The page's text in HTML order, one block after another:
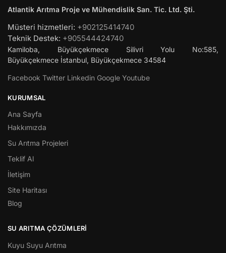
Atlantik Arıtma Proje ve Mühendislik San. Tic. Ltd. Şti.
Müsteri hizmetleri: +902125414740
Teknik Destek: +905544424740
Kamiloba, Büyükçekmece Silivri Yolu No:585,
Büyükçekmece İstanbul, Büyükçekmece 34584
Facebook Twitter Linkedin Google Youtube
KURUMSAL
Ana Sayfa
Hakkımızda
Su Arıtma Projeleri
Teklif Al
İletişim
Site Haritası
Blog
SU ARITMA ÇÖZÜMLERI
Kuyu Suyu Arıtma